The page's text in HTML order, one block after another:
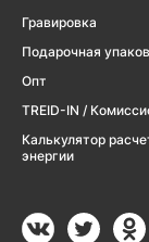
Гравировка
Подарочная
Опт
TREID-IN /
Калькулятор
энергии